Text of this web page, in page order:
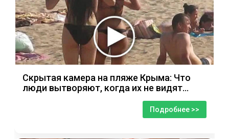
Скрытая камера на пляже Крыма: Что
люди вытворяют, когда их не видят...
Подробнее >>